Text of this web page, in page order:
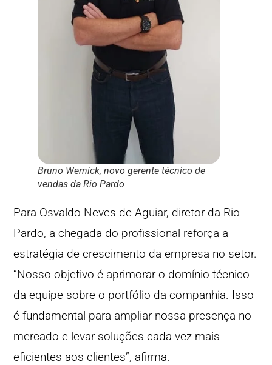
Bruno Wernick, novo gerente técnico de
vendas da Rio Pardo
Para Osvaldo Neves de Aguiar, diretor da Rio
Pardo, a chegada do profissional reforça a
estratégia de crescimento da empresa no setor.
“Nosso objetivo é aprimorar o domínio técnico
da equipe sobre o portfólio da companhia. Isso
é fundamental para ampliar nossa presença no
mercado e levar soluções cada vez mais
eficientes aos clientes”, afirma.